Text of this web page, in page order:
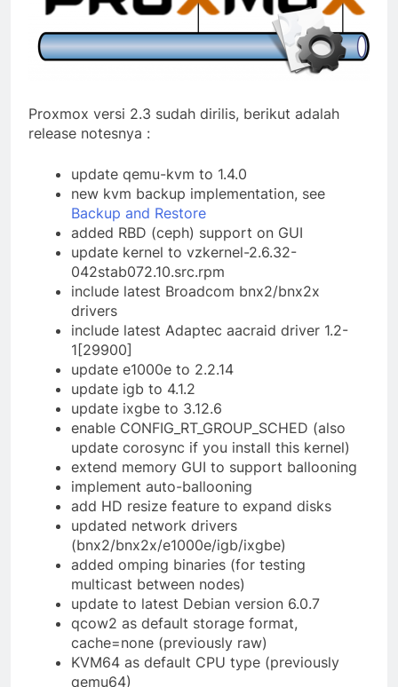
Proxmox versi 2.3 sudah dirilis, berikut adalah
release notesnya :
update qemu-kvm to 1.4.0
new kvm backup implementation, see
Backup and Restore
added RBD (ceph) support on GUI
update kernel to vzkernel-2.6.32-
042stab072.10.src.rpm
include latest Broadcom bnx2/bnx2x
drivers
include latest Adaptec aacraid driver 1.2-
1[29900]
update e1000e to 2.2.14
update igb to 4.1.2
update ixgbe to 3.12.6
enable CONFIG_RT_GROUP_SCHED (also
update corosync if you install this kernel)
extend memory GUI to support ballooning
implement auto-ballooning
add HD resize feature to expand disks
updated network drivers
(bnx2/bnx2x/e1000e/igb/ixgbe)
added omping binaries (for testing
multicast between nodes)
update to latest Debian version 6.0.7
qcow2 as default storage format,
cache=none (previously raw)
KVM64 as default CPU type (previously
qemu64)